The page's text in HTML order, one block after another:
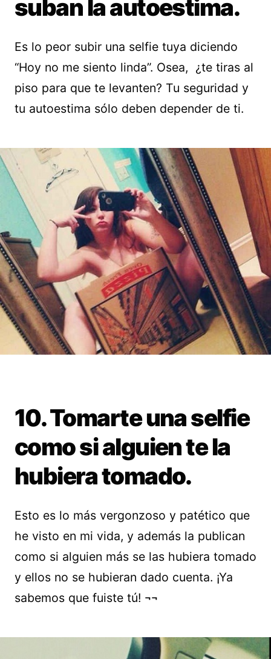
suban la autoestima.
Es lo peor subir una selfie tuya diciendo
“Hoy no me siento linda”. Osea, ¿te tiras al
piso para que te levanten? Tu seguridad y
tu autoestima sólo deben depender de ti.
10. Tomarte una selfie
como si alguien te la
hubiera tomado.
Esto es lo más vergonzoso y patético que
he visto en mi vida, y además la publican
como si alguien más se las hubiera tomado
y ellos no se hubieran dado cuenta. ¡Ya
sabemos que fuiste tú! ¬¬